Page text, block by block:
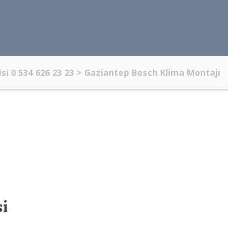
0 534 626 23 23 > Gaziantep Bosch Klima Montajı